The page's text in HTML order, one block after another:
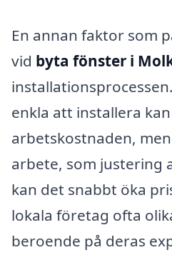
En annan faktor som
vid byta fönster i
enkla att installera
arbetskostnaden,
arbete, som justering
kan det snabbt öka
lokala företag ofta
beroende på deras